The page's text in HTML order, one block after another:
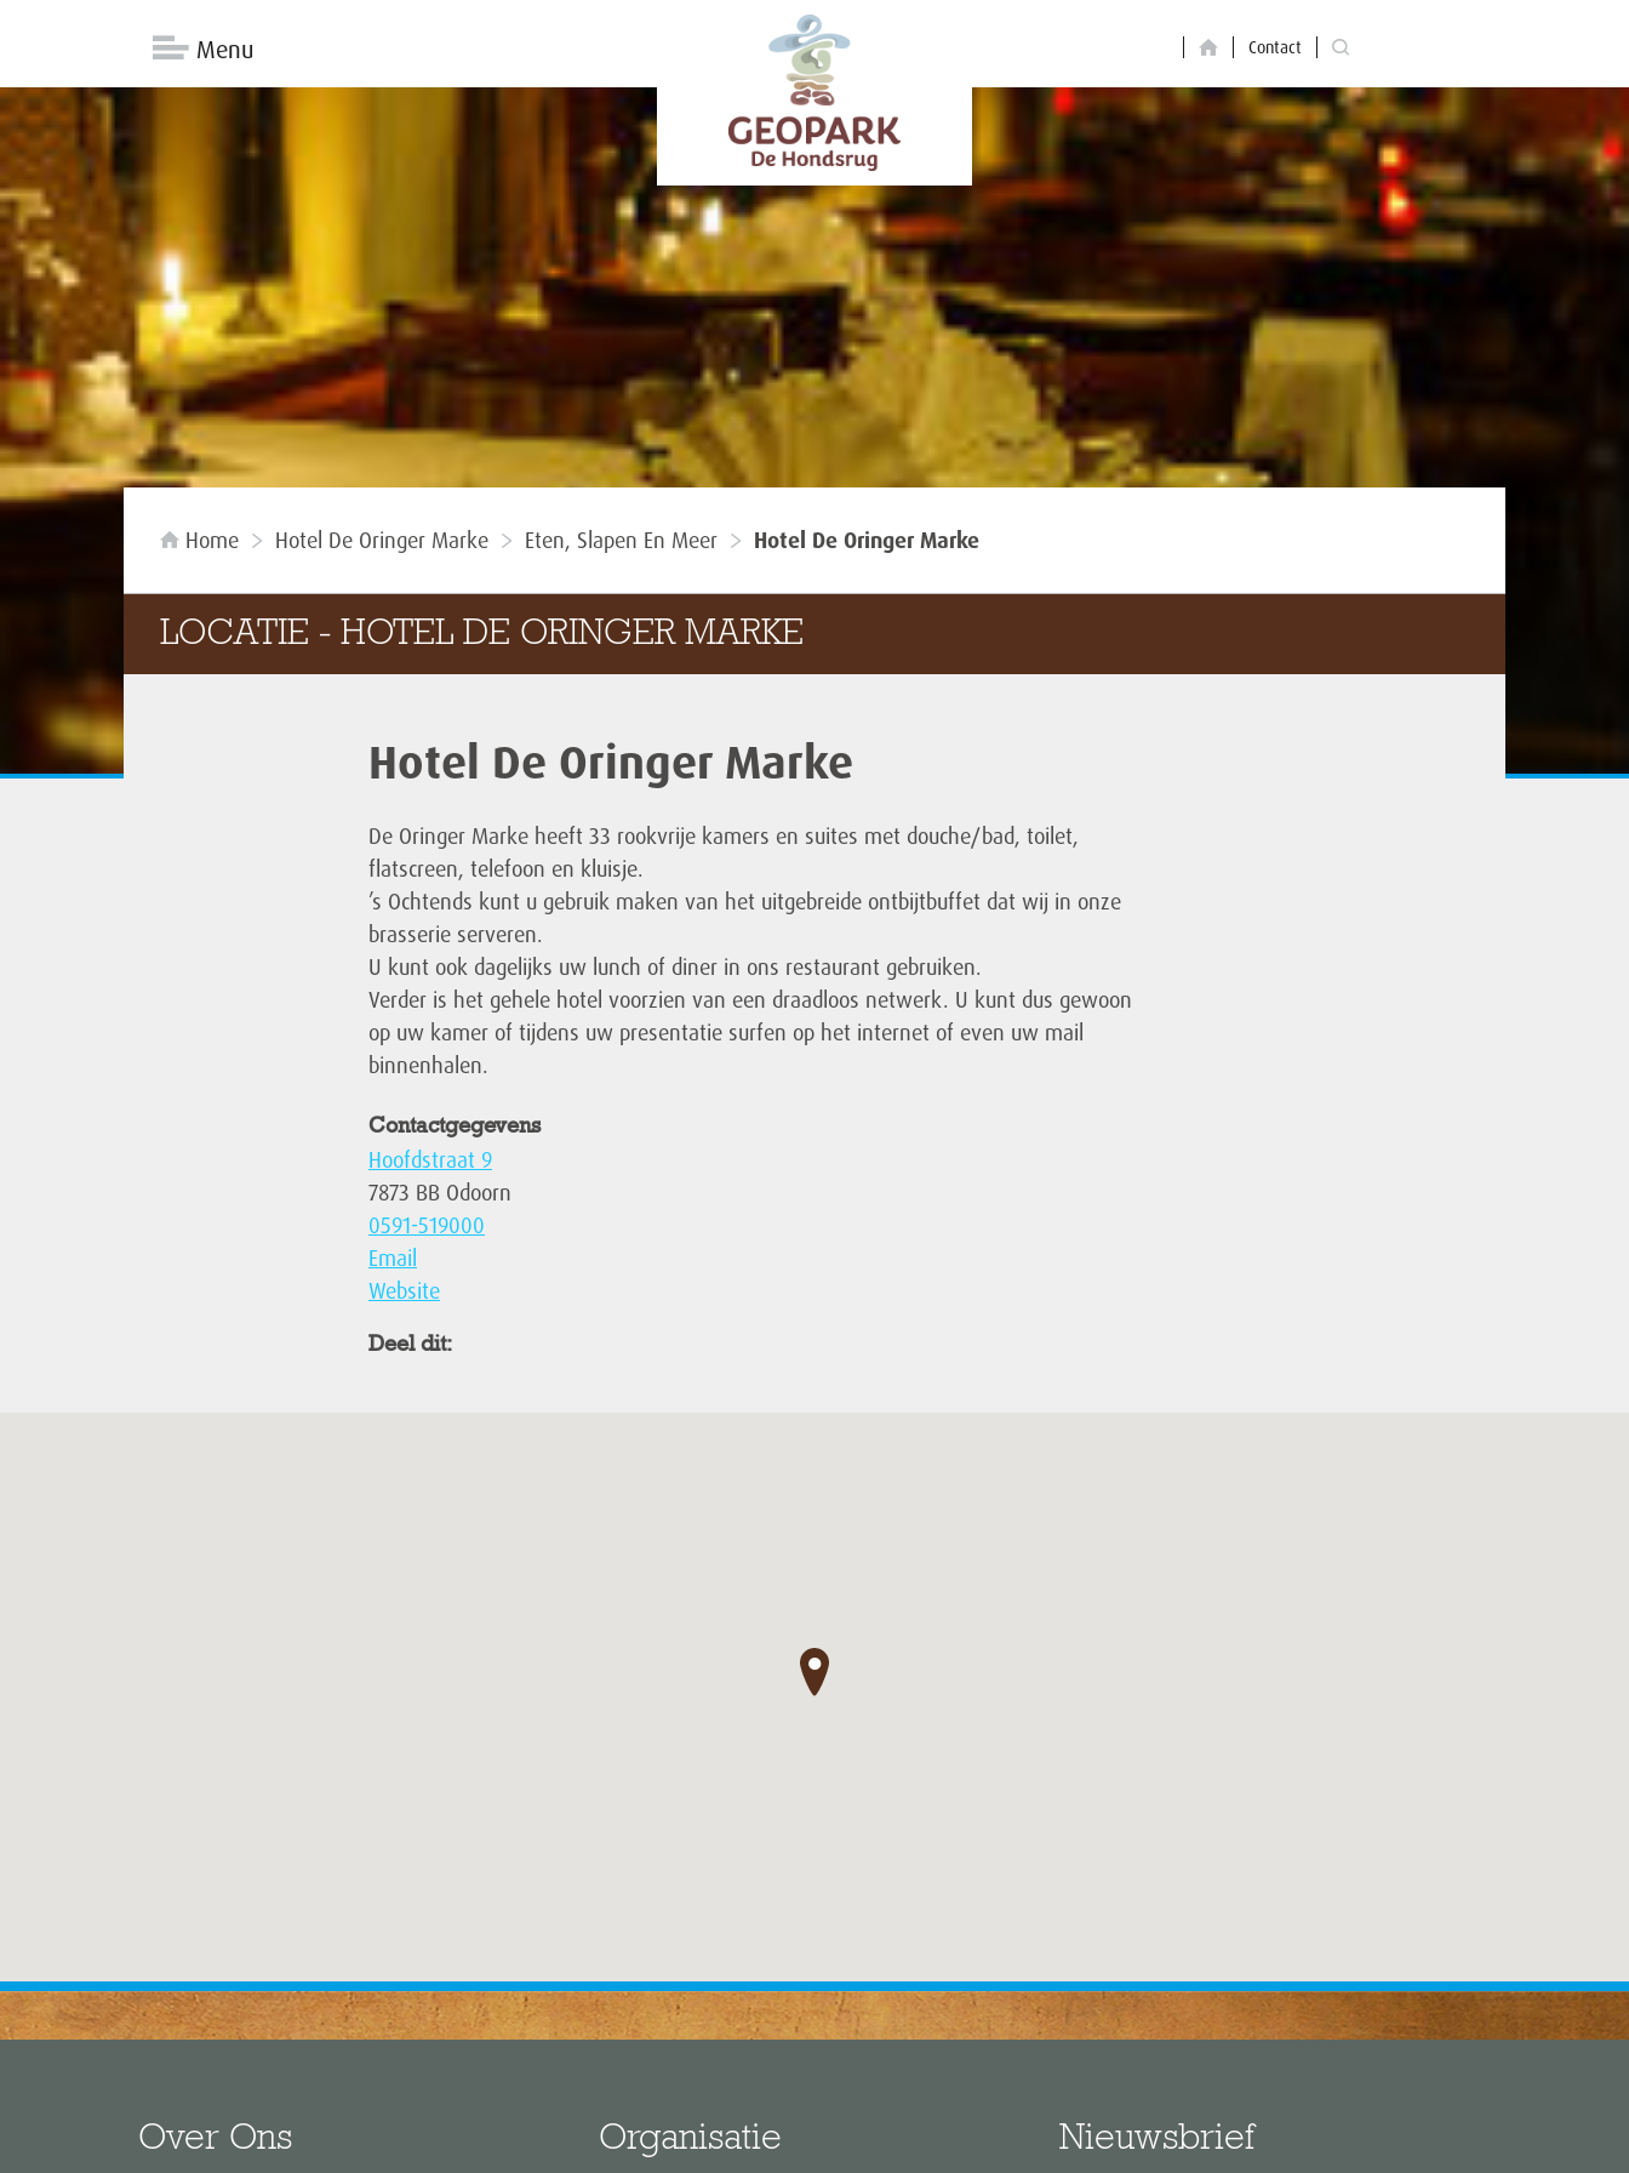
Contact
Menu
Home Hotel De Oringer Marke Eten, Slapen En Meer Hotel De Oringer Marke
LOCATIE - HOTEL DE ORINGER MARKE
Hotel De Oringer Marke
De Oringer Marke heeft 33 rookvrije kamers en suites met douche/bad, toilet,
flatscreen, telefoon en kluisje.
’s Ochtends kunt u gebruik maken van het uitgebreide ontbijtbuffet dat wij in onze
brasserie serveren.
U kunt ook dagelijks uw lunch of diner in ons restaurant gebruiken.
Verder is het gehele hotel voorzien van een draadloos netwerk. U kunt dus gewoon
op uw kamer of tijdens uw presentatie surfen op het internet of even uw mail
binnenhalen.
Contactgegevens
Hoofdstraat 9
7873 BB Odoorn
0591-519000
Email
Website
Deel dit:
●
Over Ons Organisatie Nieuwsbrief